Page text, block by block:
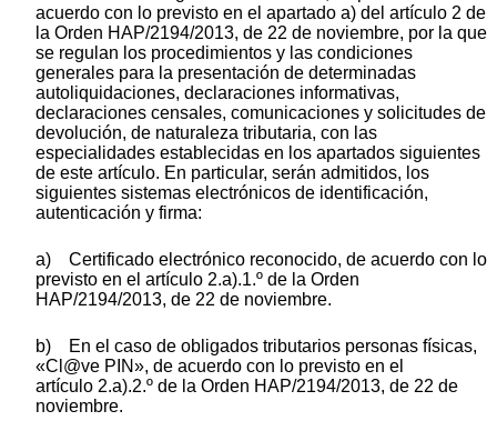
acuerdo con lo previsto en el apartado a) del artículo 2 de
la Orden HAP/2194/2013, de 22 de noviembre, por la que
se regulan los procedimientos y las condiciones
generales para la presentación de determinadas
autoliquidaciones, declaraciones informativas,
declaraciones censales, comunicaciones y solicitudes de
devolución, de naturaleza tributaria, con las
especialidades establecidas en los apartados siguientes
de este artículo. En particular, serán admitidos, los
siguientes sistemas electrónicos de identificación,
autenticación y firma:
a) Certificado electrónico reconocido, de acuerdo con lo
previsto en el artículo 2.a).1.º de la Orden
HAP/2194/2013, de 22 de noviembre.
b) En el caso de obligados tributarios personas físicas,
«Cl@ve PIN», de acuerdo con lo previsto en el
artículo 2.a).2.º de la Orden HAP/2194/2013, de 22 de
noviembre.